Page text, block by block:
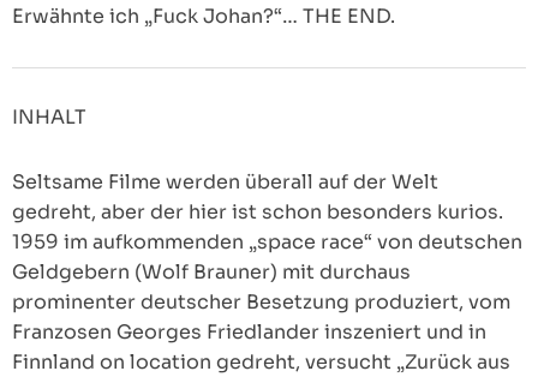
Erwähnte ich „Fuck Johan?“… THE END.
INHALT
Seltsame Filme werden überall auf der Welt
gedreht, aber der hier ist schon besonders kurios.
1959 im aufkommenden „space race“ von deutschen
Geldgebern (Wolf Brauner) mit durchaus
prominenter deutscher Besetzung produziert, vom
Franzosen Georges Friedlander inszeniert und in
Finnland on location gedreht, versucht „Zurück aus